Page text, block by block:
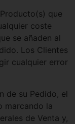
que
coste
se añaden al
Los Clientes
cualquier error
de su Pedido, el
marcando la
de Venta y,